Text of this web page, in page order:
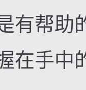
有帮助
在手中